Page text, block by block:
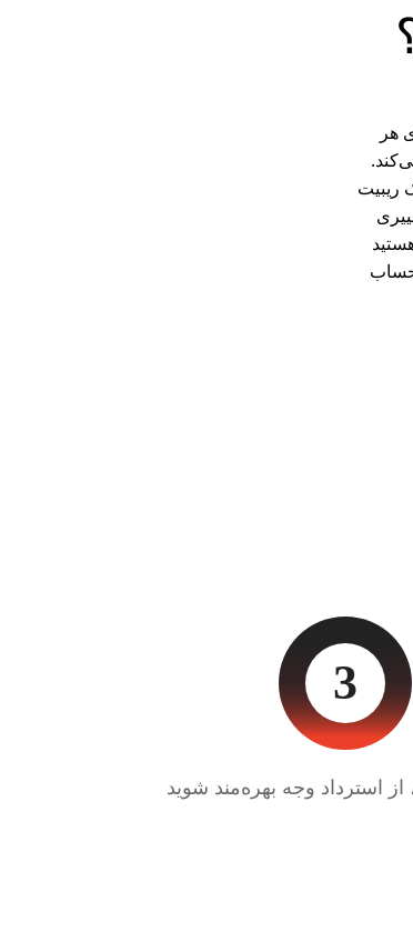
هر
ریبیت
حساب
3
از استرداد وجه بهره‌مند شوید